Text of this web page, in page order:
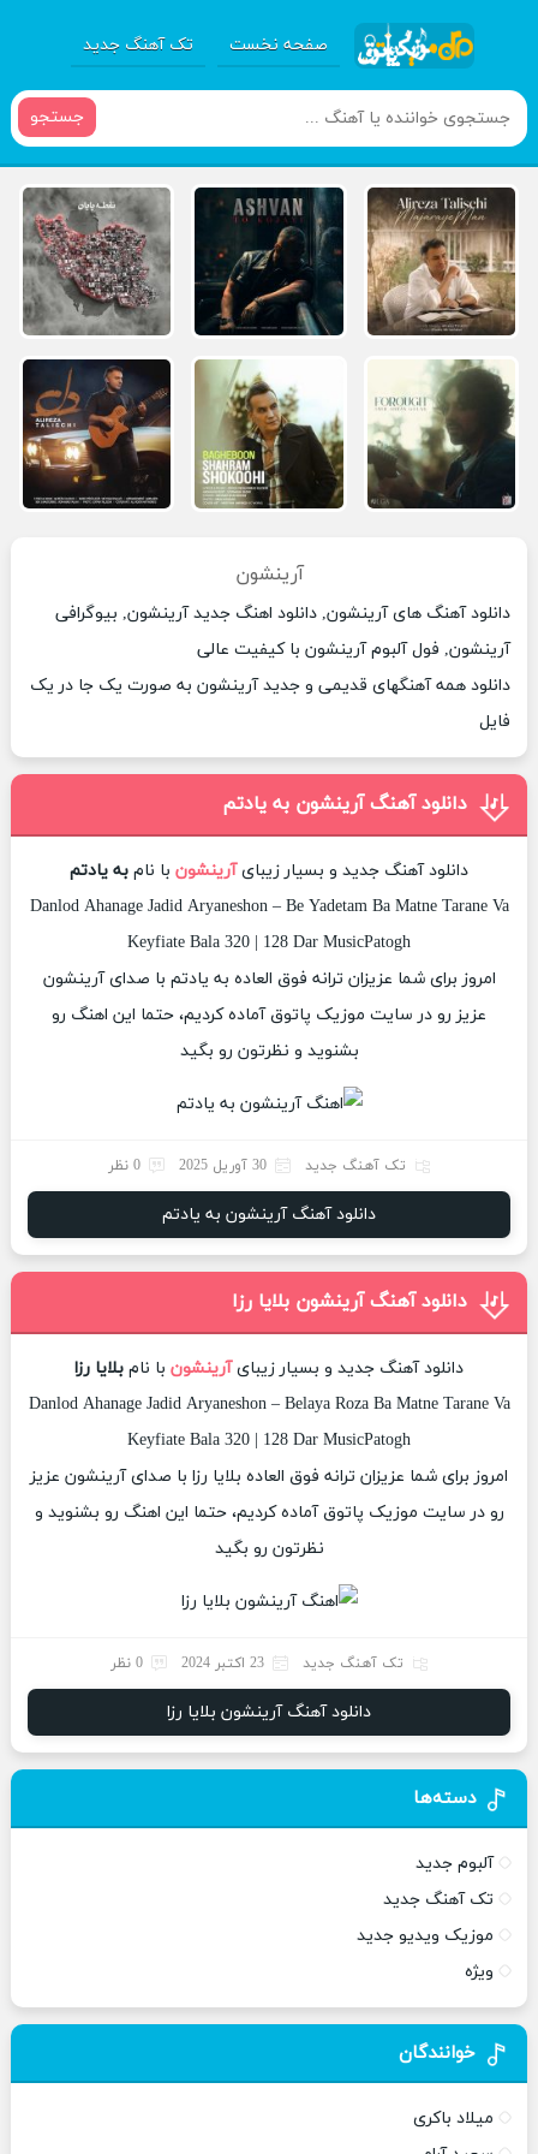
صفحه نخست تک آهنگ جدید
جستجو
آرینشون
دانلود آهنگ های آرینشون, دانلود اهنگ جدید آرینشون, بیوگرافی
آرینشون, فول آلبوم آرینشون با کیفیت عالی
دانلود همه آهنگهای قدیمی و جدید آرینشون به صورت یک جا در یک
فایل
دانلود آهنگ آرینشون به یادتم
دانلود آهنگ جدید و بسیار زیبایآرینشون با نام به یادتم
Danlod Ahanage Jadid Aryaneshon – Be Yadetam Ba Matne Tarane Va
Keyfiate Bala 320 | 128 Dar MusicPatogh
امروز برای شما عزیزان ترانه فوق العاده به یادتم با صدای آرینشون
عزیز رو در سایت موزیک پاتوق آماده کردیم، حتما این اهنگ رو
بشنوید و نظرتون رو بگید
تک آهنگ جدید 30 آوریل 2025 0 نظر
دانلود آهنگ آرینشون به یادتم
دانلود آهنگ آرینشون بلایا رزا
دانلود آهنگ جدید و بسیار زیبایآرینشون با نام بلایا رزا
Danlod Ahanage Jadid Aryaneshon – Belaya Roza Ba Matne Tarane Va
Keyfiate Bala 320 | 128 Dar MusicPatogh
امروز برای شما عزیزان ترانه فوق العاده بلایا رزا با صدای آرینشون عزیز
رو در سایت موزیک پاتوق آماده کردیم، حتما این اهنگ رو بشنوید و
نظرتون رو بگید
تک آهنگ جدید 23 اکتبر 2024 0 نظر
دانلود آهنگ آرینشون بلایا رزا
دسته‌ها
آلبوم جدید
تک آهنگ جدید
موزیک ویدیو جدید
ویژه
خوانندگان
میلاد باکری